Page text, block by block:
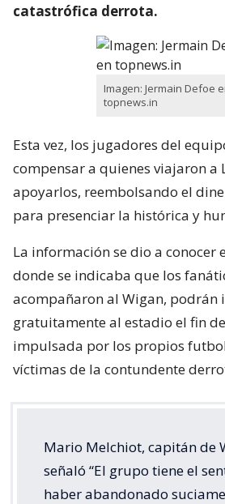
catastrófica derrota.
Imagen: Jermain Defoe
topnews.in
Esta vez, los jugadores del
compensar a quienes viajaron a
apoyarlos, reembolsando el
para presenciar la histórica y
La información se dio a conocer
donde se indicaba que los
acompañaron al Wigan, podrán
gratuitamente al estadio el fin
impulsada por los propios
víctimas de la contundente
Mario Melchiot, capitán de
señaló “El grupo tiene el
haber abandonado